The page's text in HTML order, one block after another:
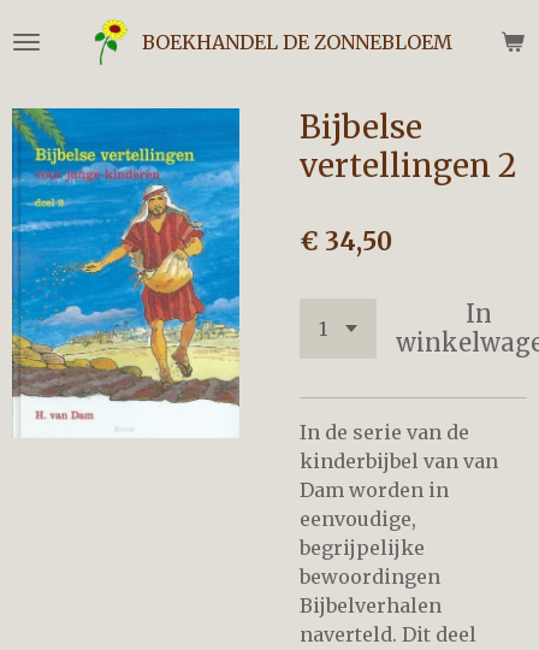
direct
de
hoofdinhoud
BOEKHANDEL DE ZONNEBLOEM
Bijbelse
vertellingen 2
€ 34,50
In
In de serie van de
kinderbijbel van van
Dam worden in
eenvoudige,
begrijpelijke
bewoordingen
Bijbelverhalen
naverteld. Dit deel